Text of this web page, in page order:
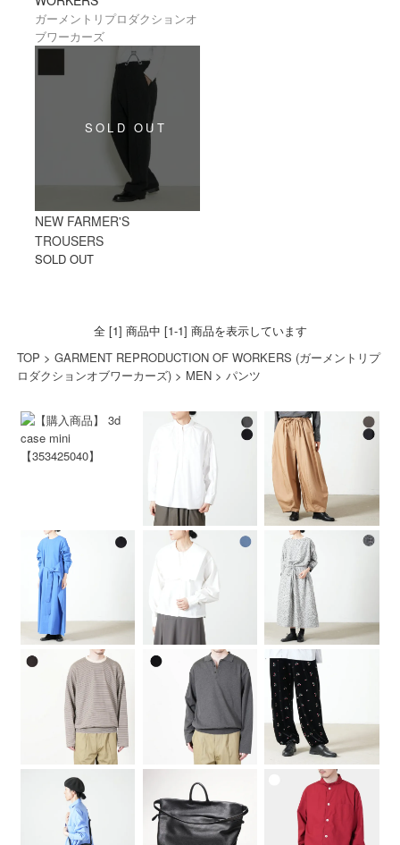
がる一方なのに良い状態のものがなく、ワ
リタリーウェアを再生するブランドを立ち
上げたのがGARMENT REPRODUCTION
OF WORKERSです。
ブランド名を直訳すると『労働者の服再
生』であり、名前の通りヨーロッパで見つ
り、100年前のヴィンテージウェアからマス
ターパターンを起こして、昔の風合いを再
現。素材の多くはデッドストックの古いリ
ネンやコットンで、織り地がでこぼこして
ティの高い日本の工場での生産や、日本の
生地を使用した、ヴィンテージアイテムを
ベースとし、アレンジを加えたオリジナル
のアイテムもリリース。ブランドとしてよ
ガーメントリプロダクションオ
ブワーカーズ
NEW FARMER'S
TROUSERS
SOLD OUT
全 [1] 商品中 [1-1] 商品を表示しています
TOP > GARMENT REPRODUCTION OF WORKERS (ガーメントリプ
ロダクションオブワーカーズ)> MEN> パンツ